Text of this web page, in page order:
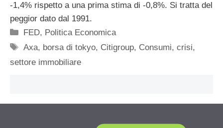
-1,4% rispetto a una prima stima di -0,8%. Si tratta del
peggior dato dal 1991.
Categorie
FED, Politica Economica
Tag
Axa, borsa di tokyo, Citigroup, Consumi,crisi,
settore immobiliare